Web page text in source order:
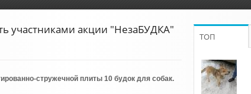
участниками акции "НезаБУДКА"
стружечной плиты 10 будок для собак.
ТОП